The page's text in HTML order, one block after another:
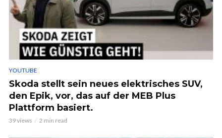
YOUTUBE
Skoda stellt sein neues elektrisches SUV,
den Epik, vor, das auf der MEB Plus
Plattform basiert.
39 views 2 min read